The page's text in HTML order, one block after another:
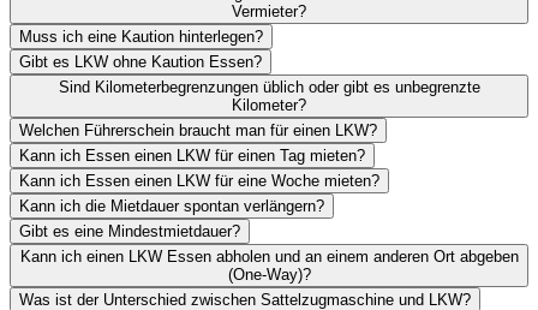
Vermieter?
Muss ich eine Kaution hinterlegen?
Gibt es LKW ohne Kaution Essen?
Sind Kilometerbegrenzungen üblich oder gibt es unbegrenzte
Kilometer?
Welchen Führerschein braucht man für einen LKW?
Kann ich Essen einen LKW für einen Tag mieten?
Kann ich Essen einen LKW für eine Woche mieten?
Kann ich die Mietdauer spontan verlängern?
Gibt es eine Mindestmietdauer?
Kann ich einen LKW Essen abholen und an einem anderen Ort abgeben
(One-Way)?
Was ist der Unterschied zwischen Sattelzugmaschine und LKW?